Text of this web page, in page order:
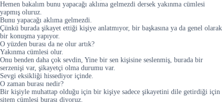
Hemen bakalım bunu yapacağı aklıma gelmezdi dersek yakınma cümlesi
yapmış oluruz.
Bunu yapacağı aklıma gelmezdi.
Çünkü burada şikayet ettiği kişiye anlatmıyor, bir başkasına ya da genel olarak
bir konuşma yapıyor.
O yüzden burası da ne olur artık?
Yakınma cümlesi olur.
Onu benden daha çok sevdin, Yine bir sen kişisine seslenmiş, burada bir
serzenişi var, şikayetçi olma durumu var.
Sevgi eksikliği hissediyor içinde.
O zaman burası nedir?
Bir kişiyle muhattap olduğu için bir kişiye sadece şikayetini dile getirdiği için
sitem cümlesi burası diyoruz.